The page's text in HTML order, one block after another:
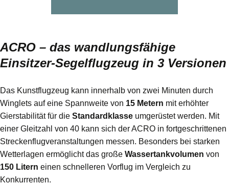
ACRO – das wandlungsfähige
Einsitzer-Segelflugzeug in 3 Versionen
Das Kunstflugzeug kann innerhalb von zwei Minuten durch
Winglets auf eine Spannweite von 15 Metern mit erhöhter
Gierstabilität für die Standardklasse umgerüstet werden. Mit
einer Gleitzahl von 40 kann sich der ACRO in fortgeschrittenen
Streckenflugveranstaltungen messen. Besonders bei starken
Wetterlagen ermöglicht das große Wassertankvolumen von
150 Litern einen schnelleren Vorflug im Vergleich zu
Konkurrenten.